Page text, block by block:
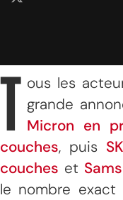
T ous les
grande
Micron en
couches, puis
couches et
le nombre exact